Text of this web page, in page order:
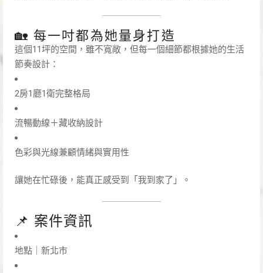
🏡 每一吋都為她量身打造
這個11坪的空間，雖不寬敞，但每一個細節都根據她的生活
節奏設計：
2房1廳1衛完整格局
流暢動線＋藏收納設計
色彩與光線兼顧情緒與實用性
讓她在忙碌後，能真正感受到「我到家了」。
📌 案件資訊
地點｜新北市